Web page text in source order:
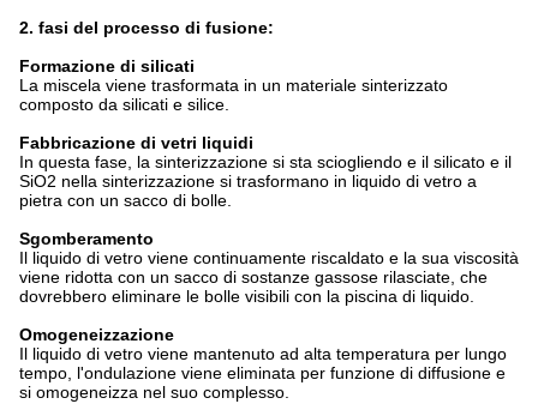
2. fasi del processo di fusione:
Formazione di silicati
La miscela viene trasformata in un materiale sinterizzato
composto da silicati e silice.
Fabbricazione di vetri liquidi
In questa fase, la sinterizzazione si sta sciogliendo e il silicato e il
SiO2 nella sinterizzazione si trasformano in liquido di vetro a
pietra con un sacco di bolle.
Sgomberamento
Il liquido di vetro viene continuamente riscaldato e la sua viscosità
viene ridotta con un sacco di sostanze gassose rilasciate, che
dovrebbero eliminare le bolle visibili con la piscina di liquido.
Omogeneizzazione
Il liquido di vetro viene mantenuto ad alta temperatura per lungo
tempo, l'ondulazione viene eliminata per funzione di diffusione e
si omogeneizza nel suo complesso.